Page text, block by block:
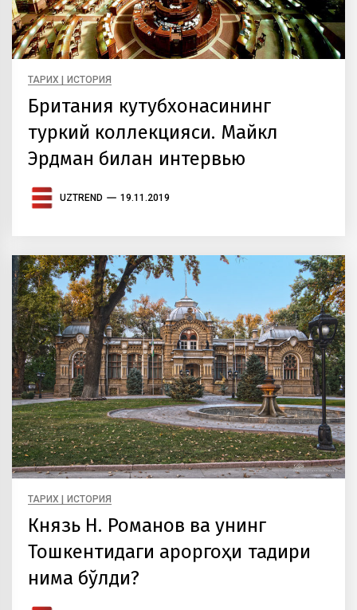
ТАРИХ | ИСТОРИЯ
Британия кутубхонасининг
туркий коллекцияси. Майкл
Эрдман билан интервью
UZTREND 19.11.2019
ТАРИХ | ИСТОРИЯ
Князь Н. Романов ва унинг
Тошкентидаги қароргоҳи тақдири
нима бўлди?